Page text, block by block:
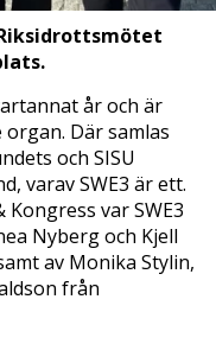
år och är
Där samlas
och SISU
varav SWE3 är ett.
Kongress var SWE3
Nyberg och Kjell
av Monika Stylin,
från